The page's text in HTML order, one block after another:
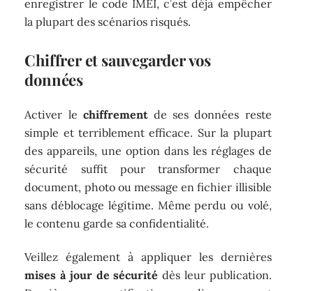
enregistrer le code IMEI, c’est déjà empêcher
la plupart des scénarios risqués.
Chiffrer et sauvegarder vos
données
Activer le chiffrementde ses données reste
simple et terriblement efficace. Sur la plupart
des appareils, une option dans les réglages de
sécurité suffit pour transformer chaque
document, photo ou message en fichier illisible
sans déblocage légitime. Même perdu ou volé,
le contenu garde sa confidentialité.
Veillez également à appliquer les dernières
mises à jour de sécurité dès leur publication.